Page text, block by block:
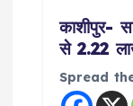
काशीपुर-
से 2.22
Spread